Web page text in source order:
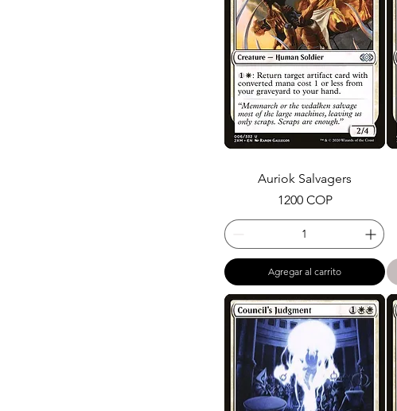
Auriok Salvagers
Precio
1200 COP
Agregar al carrito